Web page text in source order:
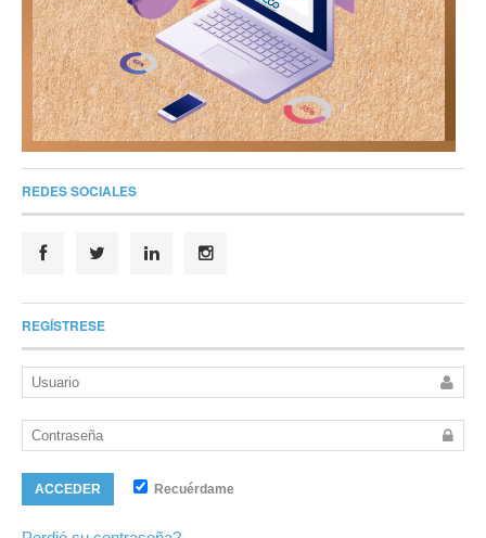
REDES SOCIALES
REGÍSTRESE
ACCEDER Recuérdame